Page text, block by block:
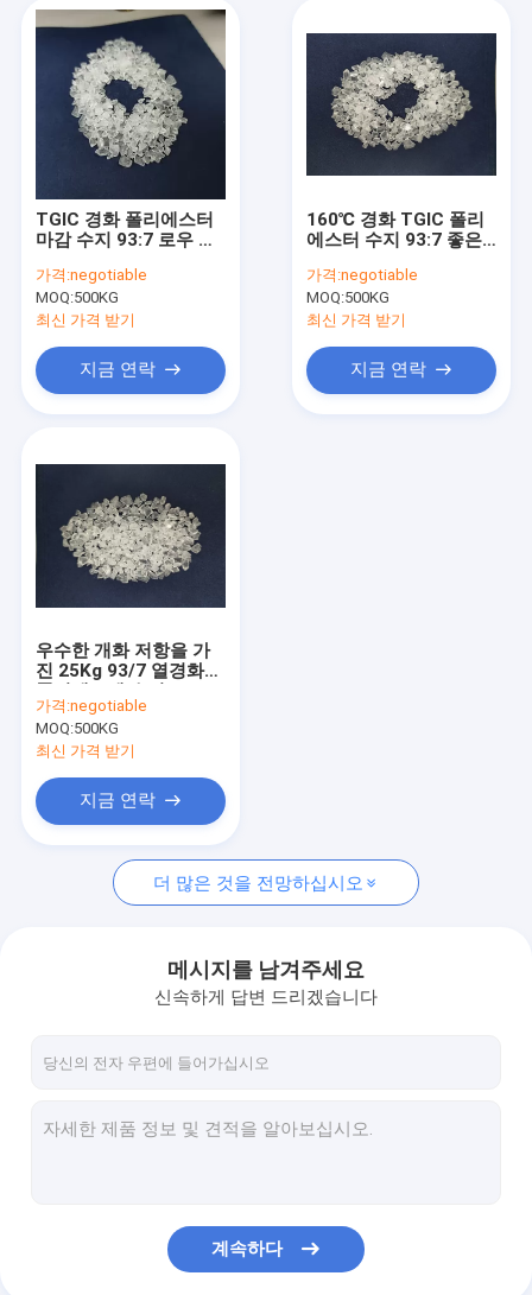
분말 코팅 수지
폴리에스터 에폭시 수지
TGIC 폴리에스터 수지
혼합 폴리에스터 수지
이소시아네이트 수지
열경화성 분말 코팅
휠 파우더 코팅
분말 코팅 원료
물 기반 에폭시 페인트
폴리에스터 폼 콤파운드
TGIC 경화 폴리에스터
마감 수지 93:7 로우 베
가격:negotiable
MOQ:500KG
최신 가격 받기
지금 연락
160℃ 경화 TGIC 폴리
에스터 수지 93:7 좋은
가격:negotiable
MOQ:500KG
최신 가격 받기
지금 연락
우수한 개화 저항을 가
진 25Kg 93/7 열경화성
가격:negotiable
MOQ:500KG
최신 가격 받기
지금 연락
더 많은 것을 전망하십시오
메시지를 남겨주세요
신속하게 답변 드리겠습니다
계속하다